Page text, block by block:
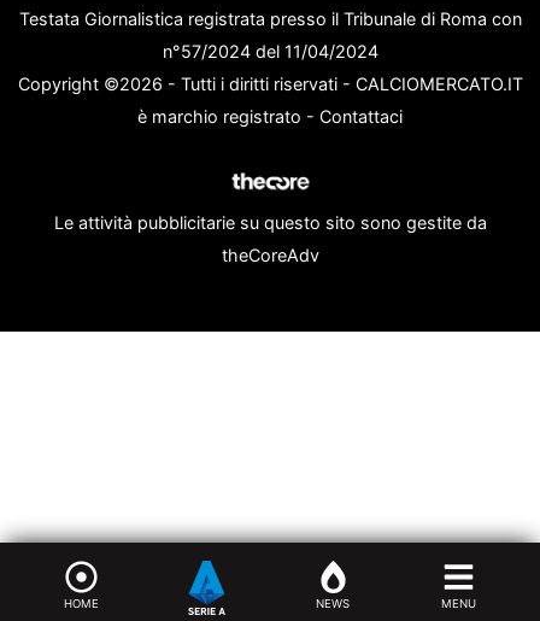
Testata Giornalistica registrata presso il Tribunale di Roma con
n°57/2024 del 11/04/2024
Copyright ©2026 - Tutti i diritti riservati - CALCIOMERCATO.IT
è marchio registrato - Contattaci
Le attività pubblicitarie su questo sito sono gestite da
theCoreAdv
HOME NEWS MENU